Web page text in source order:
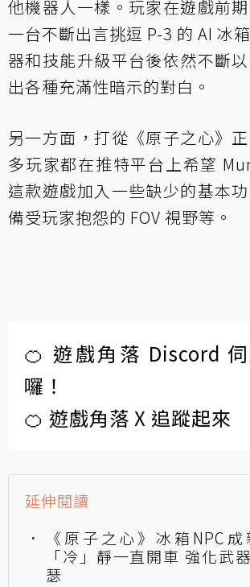
他機器人一樣。玩家在遊戲前
一台不斷出言挑逗 P-3 的 AI 冰
器和技能升級平台後依然不斷
出各種充滿性暗示的對白。
另一方面，打從《原子之心》
多玩家都在推特平台上希望
這款遊戲加入一些缺少的基本
備受玩家抱怨的 FOV 視野等。
🍊 遊戲角落 Discord
囉！
🍊 遊戲角落 X 追蹤起來
延伸閱讀
《原子之心》冰箱NPC
「冷」靜一直開車 強化武
瑟